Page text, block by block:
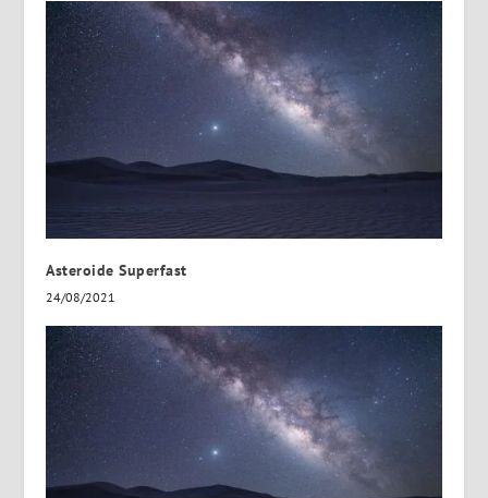
Asteroide Superfast
24/08/2021